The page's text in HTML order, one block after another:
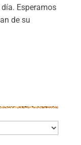
Esperamos
de su